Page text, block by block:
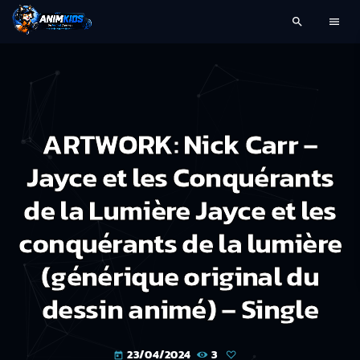
search menu
ARTWORK: Nick Carr –
Jayce et les Conquérants
de la Lumière Jayce et les
conquérants de la lumière
(générique original du
dessin animé) – Single
today 23/04/2024 3